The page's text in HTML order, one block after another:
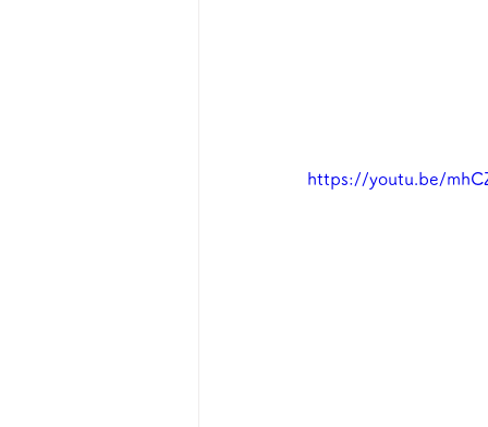
https://youtu.be/